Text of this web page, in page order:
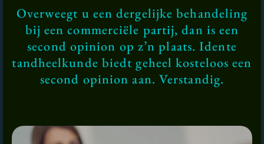
Overweegt u een dergelijke behandeling
bij een commerciële partij, dan is een
second opinion op z’n plaats. Idente
tandheelkunde biedt geheel kosteloos een
second opinion aan. Verstandig.